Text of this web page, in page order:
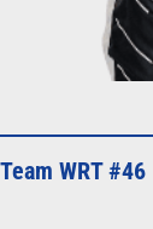
Team WRT #46